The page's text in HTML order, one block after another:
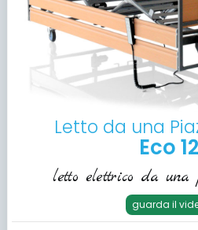
Letto da una
Eco
letto elettrico da una
guarda il